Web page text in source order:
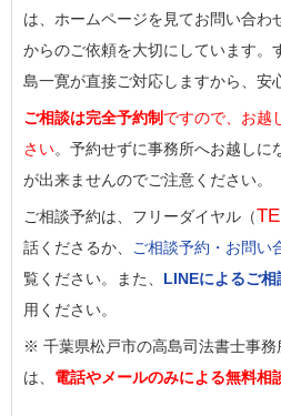
は、ホームページを見てお問い合わ
からのご依頼を大切にしています。
島一寛が直接ご対応しますから、安
ご相談は完全予約制 ですので、お越
さい。予約せずに事務所へお越しに
が出来ませんのでご注意ください。
ご相談予約は、フリーダイヤル（
話くださるか、
ご相談予約・お問い
覧ください。また、 LINEによるご相
用ください。
※ 千葉県松戸市の高島司法書士事
は、 電話やメールのみによる無料相